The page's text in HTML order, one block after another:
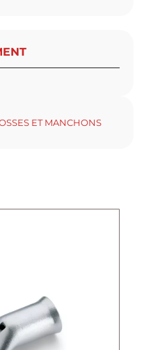
ET MANCHONS